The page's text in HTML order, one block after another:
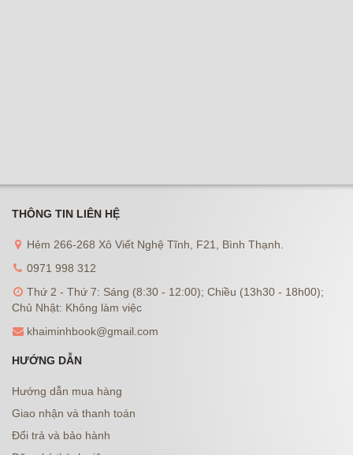
THÔNG TIN LIÊN HỆ
Hẻm 266-268 Xô Viết Nghệ Tĩnh, F21, Bình Thạnh.
0971 998 312
Thứ 2 - Thứ 7: Sáng (8:30 - 12:00); Chiều (13h30 - 18h00);
Chủ Nhật: Không làm việc
khaiminhbook@gmail.com
HƯỚNG DẪN
Hướng dẫn mua hàng
Giao nhận và thanh toán
Đổi trả và bảo hành